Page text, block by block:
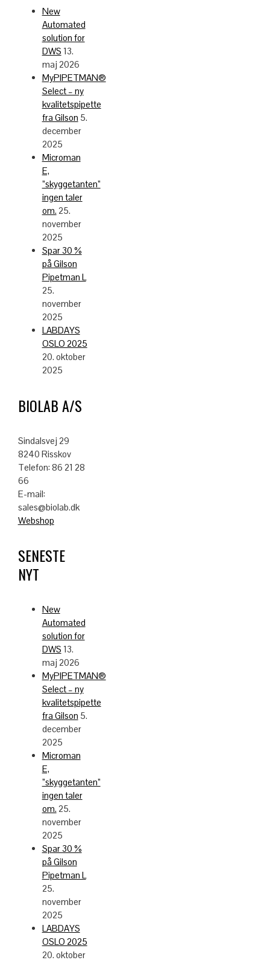
New
Automated
solution for
DWS 13.
maj 2026
MyPIPETMAN®
Select – ny
kvalitetspipette
fra Gilson 5.
december
2025
Microman
E,
”skyggetanten”
ingen taler
om. 25.
november
2025
Spar 30 %
på Gilson
Pipetman L
25.
november
2025
LABDAYS
OSLO 2025
20. oktober
2025
BIOLAB A/S
Sindalsvej 29
8240 Risskov
Telefon: 86 21 28
66
E-mail:
sales@biolab.dk
Webshop
SENESTE
NYT
New
Automated
solution for
DWS 13.
maj 2026
MyPIPETMAN®
Select – ny
kvalitetspipette
fra Gilson 5.
december
2025
Microman
E,
”skyggetanten”
ingen taler
om. 25.
november
2025
Spar 30 %
på Gilson
Pipetman L
25.
november
2025
LABDAYS
OSLO 2025
20. oktober